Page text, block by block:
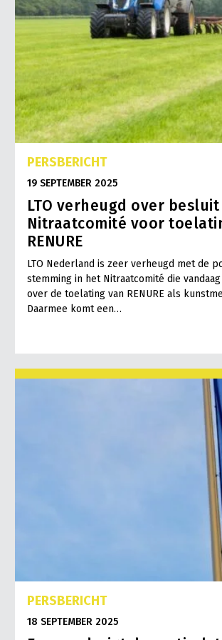
PERSBERICHT
19 SEPTEMBER 2025
LTO verheugd over besluit
Nitraatcomité voor
RENURE
LTO Nederland is zeer verheugd met de
stemming in het Nitraatcomité die
over de toelating van RENURE als
Daarmee komt een…
PERSBERICHT
18 SEPTEMBER 2025